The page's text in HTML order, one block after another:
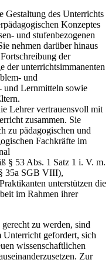
Gestaltung des Unterrichts
Konzeptes
und stufenbezogenen
nehmen darüber hinaus
der
der unterrichtsimmanenten
und
und Lernmitteln sowie
Lehrer vertrauensvoll mit
zusammen. Sie
zu pädagogischen und
Fachkräfte im
§ 53 Abs. 1 Satz 1 i. V. m.
35a SGB VIII),
unterstützen die
im Rahmen ihrer
zu werden, sind
Unterricht gefordert, sich
wissenschaftlichen
Zur